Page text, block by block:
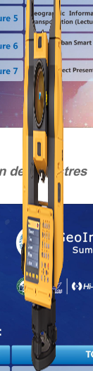
de desastres